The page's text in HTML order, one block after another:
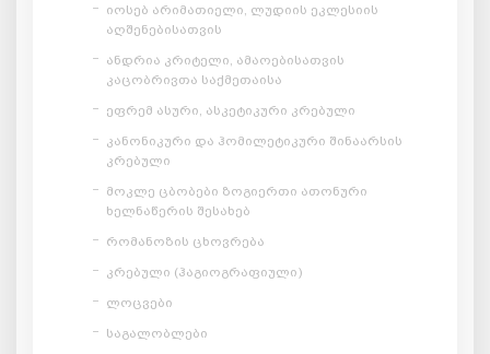
იოსებ არიმათიელი, ლუდიის ეკლესიის
აღშენებისათვის
ანდრია კრიტელი, ამაოებისათვის
კაცობრივთა საქმეთაისა
ეფრემ ასური, ასკეტიკური კრებული
კანონიკური და ჰომილეტიკური შინაარსის
კრებული
მოკლე ცბობები ზოგიერთი ათონური
ხელნაწერის შესახებ
რომანოზის ცხოვრება
კრებული (ჰაგიოგრაფიული)
ლოცვები
საგალობლები